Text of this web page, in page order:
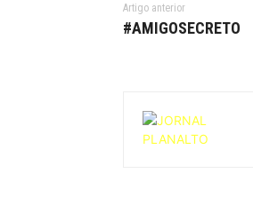
Artigo anterior
#AMIGOSECRETO